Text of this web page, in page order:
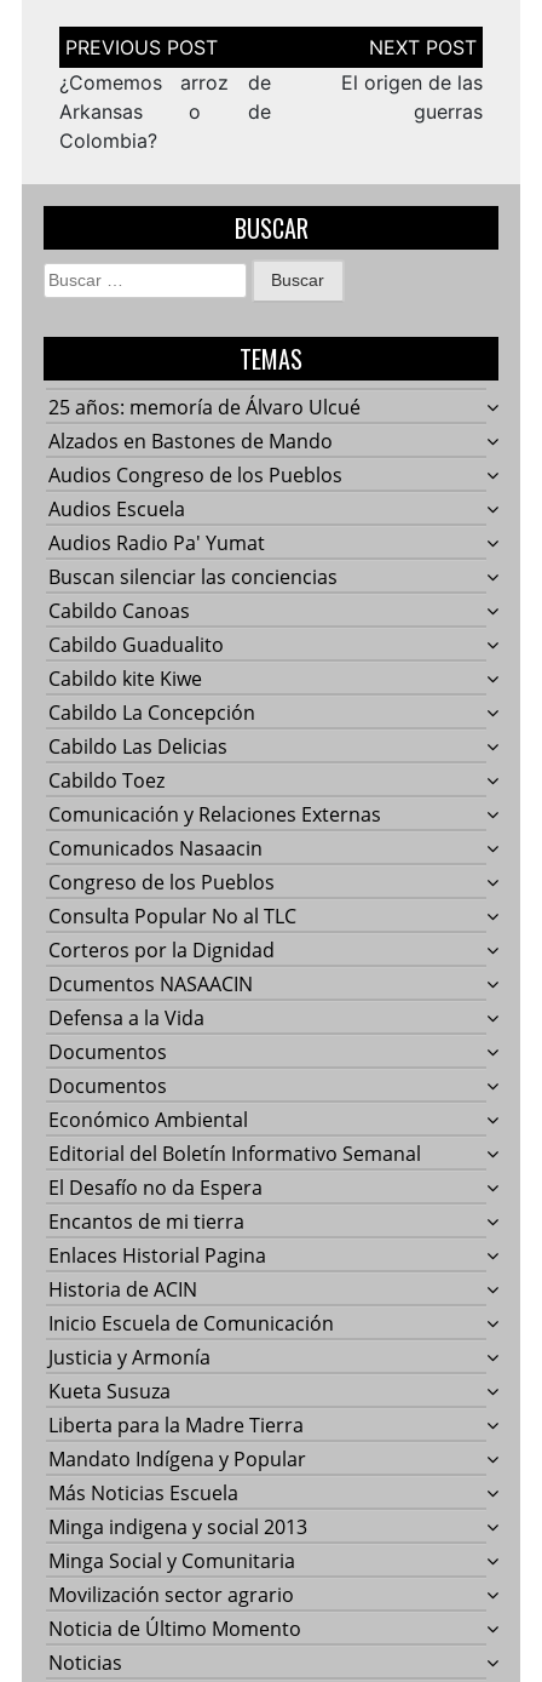
Navegación
de
entradas
¿Comemos arroz de
Arkansas o de
Colombia?
El origen de las
guerras
BUSCAR
Buscar:
TEMAS
25 años: memoría de Álvaro Ulcué
Alzados en Bastones de Mando
Audios Congreso de los Pueblos
Audios Escuela
Audios Radio Pa' Yumat
Buscan silenciar las conciencias
Cabildo Canoas
Cabildo Guadualito
Cabildo kite Kiwe
Cabildo La Concepción
Cabildo Las Delicias
Cabildo Toez
Comunicación y Relaciones Externas
Comunicados Nasaacin
Congreso de los Pueblos
Consulta Popular No al TLC
Corteros por la Dignidad
Dcumentos NASAACIN
Defensa a la Vida
Documentos
Documentos
Económico Ambiental
Editorial del Boletín Informativo Semanal
El Desafío no da Espera
Encantos de mi tierra
Enlaces Historial Pagina
Historia de ACIN
Inicio Escuela de Comunicación
Justicia y Armonía
Kueta Susuza
Liberta para la Madre Tierra
Mandato Indígena y Popular
Más Noticias Escuela
Minga indigena y social 2013
Minga Social y Comunitaria
Movilización sector agrario
Noticia de Último Momento
Noticias